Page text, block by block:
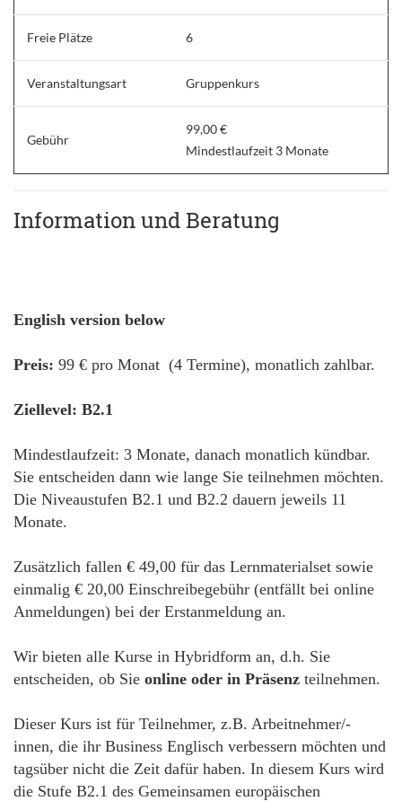
Freie Plätze 6
Veranstaltungsart Gruppenkurs
Gebühr
99,00 €
Mindestlaufzeit 3 Monate
Information und Beratung
English version below
Preis: 99 € pro Monat (4 Termine), monatlich zahlbar.
Ziellevel: B2.1
Mindestlaufzeit: 3 Monate, danach monatlich kündbar.
Sie entscheiden dann wie lange Sie teilnehmen möchten.
Die Niveaustufen B2.1 und B2.2 dauern jeweils 11
Monate.
Zusätzlich fallen € 49,00 für das Lernmaterialset sowie
einmalig € 20,00 Einschreibegebühr (entfällt bei online
Anmeldungen) bei der Erstanmeldung an.
Wir bieten alle Kurse in Hybridform an, d.h. Sie
entscheiden, ob Sie online oder in Präsenz teilnehmen.
Dieser Kurs ist für Teilnehmer, z.B. Arbeitnehmer/-
innen, die ihr Business Englisch verbessern möchten und
tagsüber nicht die Zeit dafür haben. In diesem Kurs wird
die Stufe B2.1 des Gemeinsamen europäischen